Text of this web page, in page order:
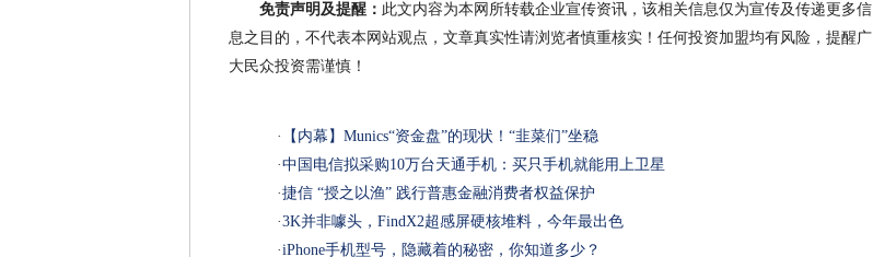
免责声明及提醒： 此文内容为本网所转载企业宣传资讯，该相关信息仅为宣传及传递更多信
息之目的，不代表本网站观点，文章真实性请浏览者慎重核实！任何投资加盟均有风险，提醒广
大民众投资需谨慎！
·
【内幕】Munics“资金盘”的现状！“韭菜们”坐稳
·中国电信拟采购10万台天通手机：买只手机就能用上卫星
·捷信 “授之以渔” 践行普惠金融消费者权益保护
·3K并非噱头，FindX2超感屏硬核堆料，今年最出色
·iPhone手机型号，隐藏着的秘密，你知道多少？